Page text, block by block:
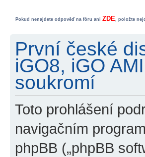
Pokud nenajdete odpověď na fóru ani ZDE, položte
První české
iGO8, iGO
soukromí
Toto prohlášení
navigačním
phpBB („phpBB